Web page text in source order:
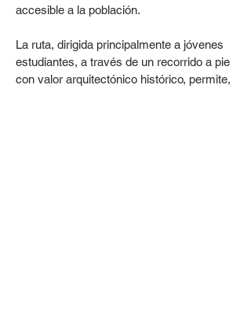
accesible a la población.
La ruta, dirigida principalmente a jóvenes
estudiantes, a través de un recorrido a pie
con valor arquitectónico histórico, permite,